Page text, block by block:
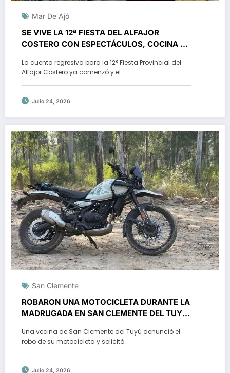
Mar De Ajó
SE VIVE LA 12ª FIESTA DEL ALFAJOR
COSTERO CON ESPECTÁCULOS, COCINA EN
La cuenta regresiva para la 12° Fiesta Provincial del
Alfajor Costero ya comenzó y el…
Julio 24, 2026
San Clemente
ROBARON UNA MOTOCICLETA DURANTE LA
MADRUGADA EN SAN CLEMENTE DEL TUYÚ
RECUPERARLA
Una vecina de San Clemente del Tuyú denunció el
robo de su motocicleta y solicitó…
Julio 24, 2026